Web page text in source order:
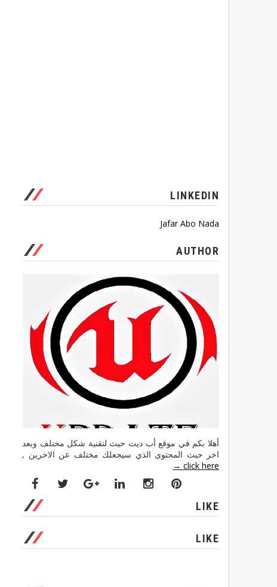
LINKEDIN
Jafar Abo Nada
AUTHOR
أهلا بكم في موقع أب ديت حيث لتقنية شكل مختلف وبعد
اخر حيث المحتوى الذي سيجعلك مختلف عن الاخرين ,
click here →
LIKE
LIKE